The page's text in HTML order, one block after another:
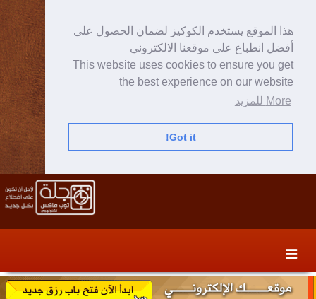
هذا الموقع يستخدم الكوكيز لضمان الحصول على
أفضل انطباع على موقعنا الالكتروني
This website uses cookies to ensure you get
the best experience on our website
More للمزيد
Got it!
content
secondary
content